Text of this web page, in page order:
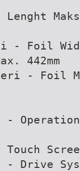
- Foil
442mm
- Foil
-
- Drive